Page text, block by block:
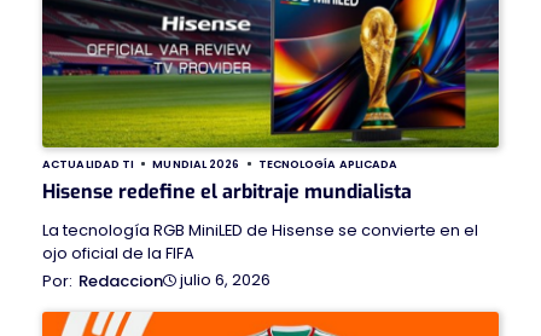
ACTUALIDAD TI MUNDIAL 2026 TECNOLOGÍA APLICADA
Hisense redefine el arbitraje mundialista
La tecnología RGB MiniLED de Hisense se convierte en el
ojo oficial de la FIFA
Redaccion
julio 6, 2026